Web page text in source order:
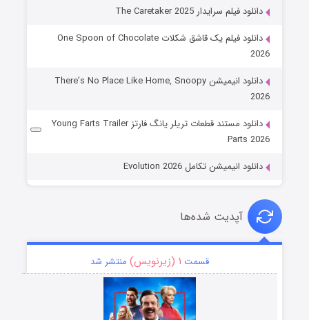
دانلود فیلم سرایدار The Caretaker 2025
دانلود فیلم یک قاشق شکلات One Spoon of Chocolate
2026
دانلود انیمیشن There’s No Place Like Home, Snoopy
2026
دانلود مستند قطعات تریلر یانگ فارتز Young Farts Trailer
Parts 2026
دانلود انیمیشن تکامل Evolution 2026
آپدیت شده‌ها
قسمت ۱ (زیرنویس) منتشر شد